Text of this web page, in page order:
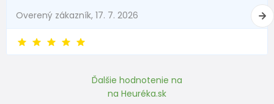
Overený zákazník, 17. 7. 2026
Ďalšie hodnotenie na
na Heuréka.sk